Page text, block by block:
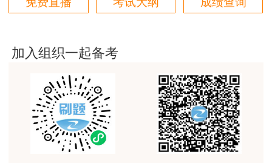
用户m5****88
听他的课过的！
客户回复迅速，热心解答，购买体验很不错。
用户m2****88
讲得好
加入组织一起备考